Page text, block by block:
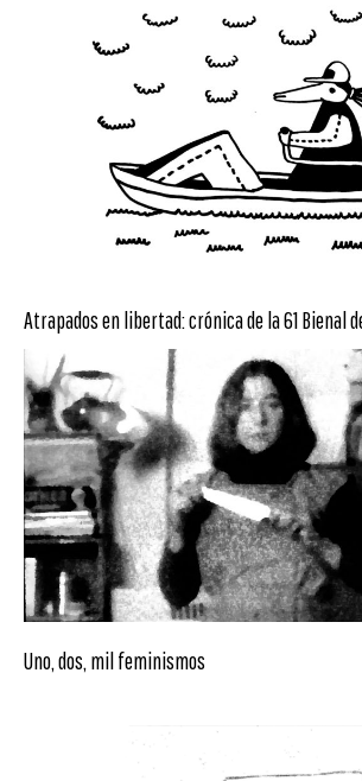
Atrapados en libertad: crónica de la 61 Bienal
Uno, dos, mil feminismos